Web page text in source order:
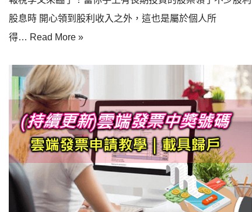
股息時 開心領到股利收入之外，這也是屬於個人所
得… Read More »